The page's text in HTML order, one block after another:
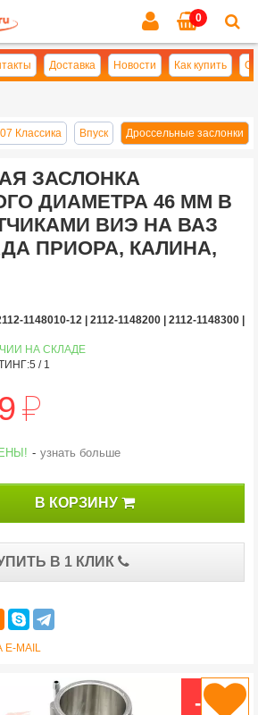
0
Доставка Новости Как купить
Классика Впуск Дроссельные заслонки
ЗАСЛОНКА
ДИАМЕТРА 46 ММ В
ВИЭ НА ВАЗ
ПРИОРА, КАЛИНА,
1148010-12 | 2112-1148200 | 2112-1148300 |
НА СКЛАДЕ
5 / 1
й
- узнать больше
В КОРЗИНУ
В 1 КЛИК
MAIL
-3 %